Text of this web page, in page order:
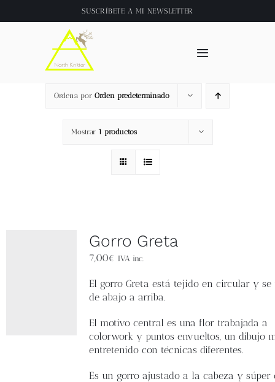
al
SUSCRÍBETE A MI NEWSLETTER
Toggle
Inicio
About
Tienda
Videos
Blog
Newsletter
Ordena por Orden predeterminado
Mostrar 1 productos
Gorro Greta
7,00€ IVA inc.
El gorro Greta está tejido en circular y se
de abajo a arriba.
El motivo central es una flor trabajada a
colorwork y puntos envueltos, un dibujo
entretenido con técnicas diferentes.
Es un gorro ajustado a la cabeza y súper